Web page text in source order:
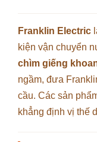
Franklin Electric
kiện vận chuyển
chìm giếng
ngầm, đưa
cầu. Các sản
khẳng định vị thế